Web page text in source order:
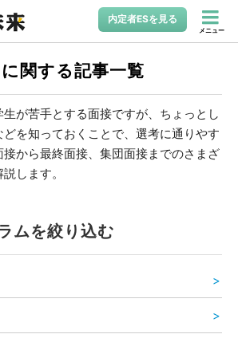
内定者ESを見る
メニュー
に関する記事一覧
が苦手とする面接ですが、ちょっとし
を知っておくことで、選考に通りやす
接から最終面接、集団面接までのさまざ
します。
ムを絞り込む